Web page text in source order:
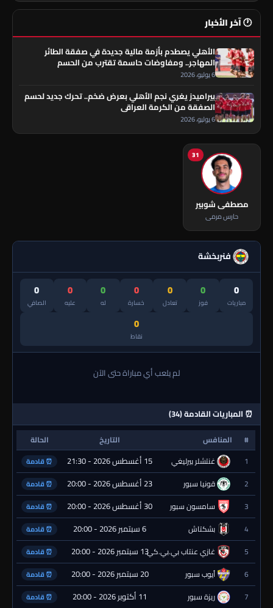
🕐 آخر الأخبار
الأهلي يصطدم بأزمة مالية جديدة في صفقة الطائر
المهاجر.. ومفاوضات حاسمة تقترب من الحسم
6 يوليو، 2026
بيراميدز يغري نجم الأهلي بعرض ضخم.. تحرك جديد لحسم
الصفقة من الكرمة العراقي
6 يوليو، 2026
31
مصطفى شوبير
حارس مرمى
فنربخشة
0
مباريات
0
فوز
0
تعادل
0
خسارة
0
له
0
عليه
0
الصافي
0
نقاط
لم يلعب أي مباراة حتى الآن
⏰ المباريات القادمة (34)
# المنافس التاريخ
الحالة
1
غنتشلر بيرليغي 15 أغسطس 2026 - 21:30 ⏰ قادمة
2 قونيا سبور 23 أغسطس 2026 - 20:00 ⏰ قادمة
3 سامسون سبور 30 أغسطس 2026 - 20:00 ⏰ قادمة
4 بشكتاش 6 سبتمبر 2026 - 20:00 ⏰ قادمة
5 غازي عنتاب بي.بي.كي.13 سبتمبر 2026 - 20:00 ⏰ قادمة
6 أيوب سبور 20 سبتمبر 2026 - 20:00 ⏰ قادمة
7 ريزة سبور 11 أكتوبر 2026 - 20:00 ⏰ قادمة